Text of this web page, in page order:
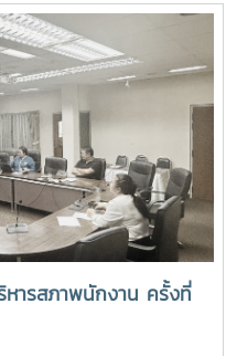
นประโยชน์ต่อการปฏิบัติงาน
สถาบันอุดมศึกษา ภาพ/ข่าว
ทยาลัยแห่งประเทศไทย -
องมหาวิทยาลัย- ข้อเสนอแนะ
ารให้บริการ- ข้อเสนอแนะ
นจองหอพักนักศึกษา- ข้อมูล
งินเดือนของบุคลากร
มหาวิทยาลัยกรณีควบรวม
ต >ระบบเลือกตั้งกรรมการ
บออนไลน์
หารสภาพนักงาน ครั้งที่